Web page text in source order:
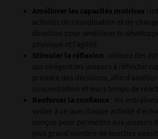
Améliorer les capacités motrices :
activités de coordination et de
direction pour améliorer le
physique et l’agilité.
Stimuler la réflexion : utilisez des
qui obligent les joueurs à réfléchir
prendre des décisions, afin
concentration et leurs temps de
Renforcer la confiance : les
veiller à ce que chaque activité
conçue pour permettre aux joueurs
plus grand nombre de touches